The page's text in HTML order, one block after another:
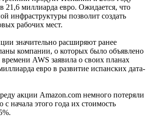
21,6 миллиарда евро. Ожидается, что
инфраструктуры позволит создать
рабочих мест.
значительно расширяют ранее
компании, о которых было объявлено
AWS заявила о своих планах
евро в развитие испанских дата-
акции Amazon.com немного потеряли
начала этого года их стоимость